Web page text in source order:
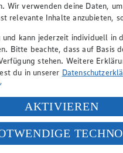
Wir verwenden deine Daten,
relevante Inhalte anzubieten,
kann jederzeit individuell in
Bitte beachte, dass auf Basis
stehen. Weitere
du in unserer
.
Daten in den USA durch
willigst du im Sinne des Art.
verarbeitet werden. Der EuGH
nicht angemessenen
AKTIVIEREN